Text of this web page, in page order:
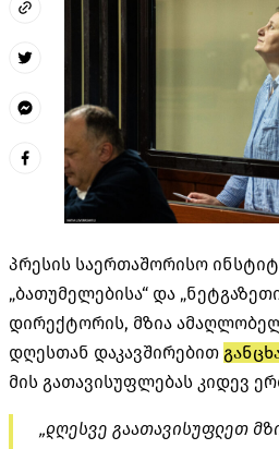
პრესის საერთაშორისო
„ბათუმელებისა“ და
დირექტორის, მზია
დღესთან დაკავშირებით
მის გათავისუფლებას კიდევ
„დღესვე გაათავისუფლეთ